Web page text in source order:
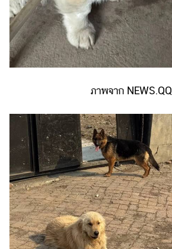
ภาพจาก NEWS.QQ